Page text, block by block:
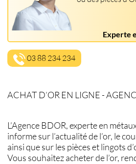
Experte
03 88 234 234
ACHAT D’OR EN LIGNE -
L’Agence BDOR, experte en
informe sur l’actualité de l’or, le
ainsi que sur les pièces et lingots
Vous souhaitez acheter de l’or,